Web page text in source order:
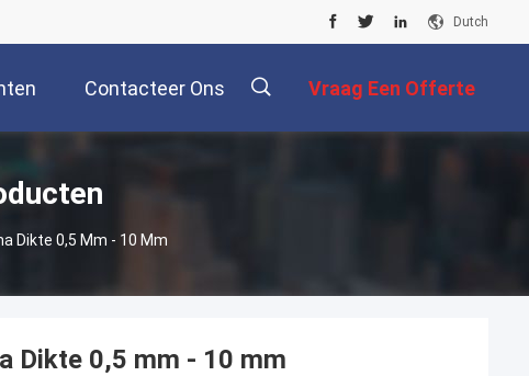
Dutch
Contacteer Ons Vraag Een Offerte
Dikte 0,5 Mm - 10 Mm
Dikte 0,5 mm - 10 mm